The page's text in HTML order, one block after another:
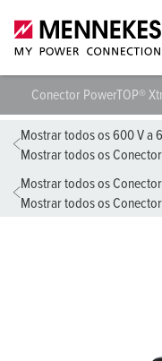
Conector PowerTOP®
Mostrar todos os 600 V a
Mostrar todos os
Mostrar todos os
Mostrar todos os